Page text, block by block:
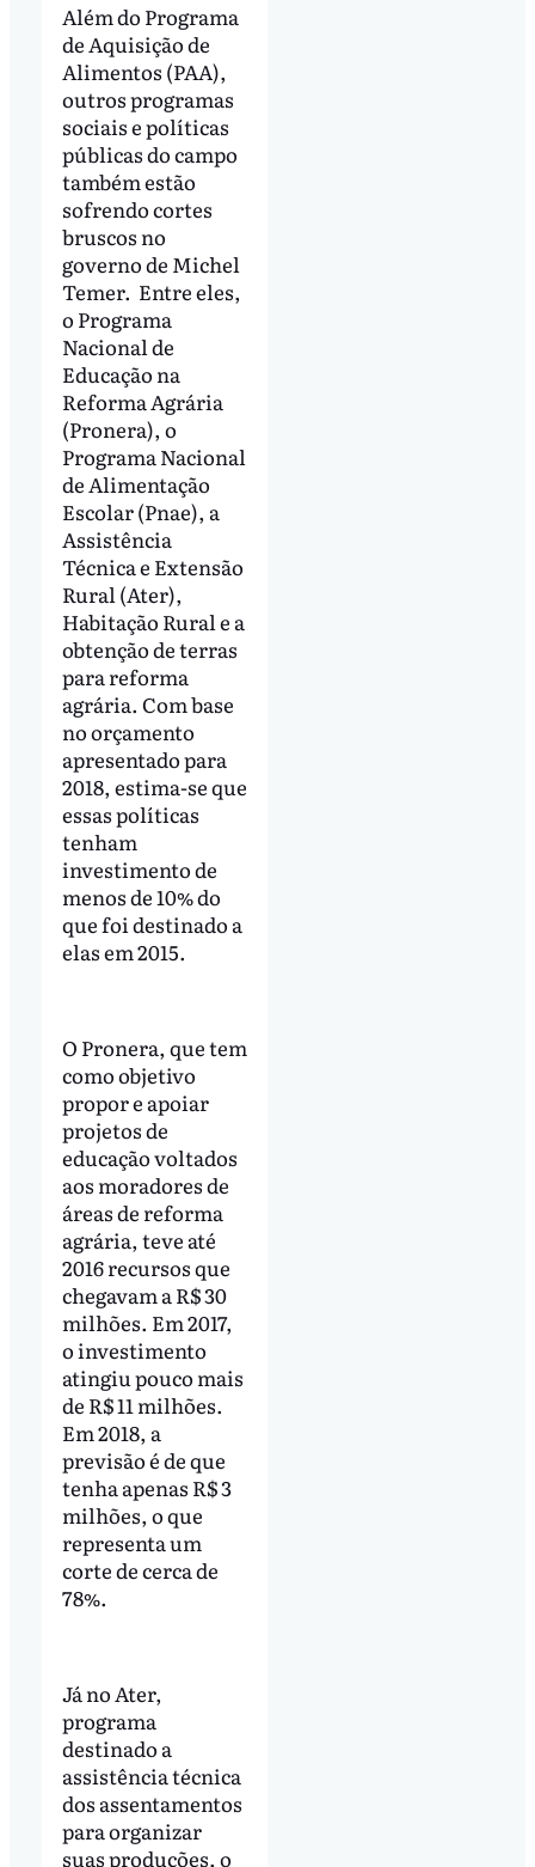
Além do Programa
de Aquisição de
Alimentos (PAA),
outros programas
sociais e políticas
públicas do campo
também estão
sofrendo cortes
bruscos no
governo de Michel
Temer. Entre eles,
o Programa
Nacional de
Educação na
Reforma Agrária
(Pronera), o
Programa Nacional
de Alimentação
Escolar (Pnae), a
Assistência
Técnica e Extensão
Rural (Ater),
Habitação Rural e a
obtenção de terras
para reforma
agrária. Com base
no orçamento
apresentado para
2018, estima-se que
essas políticas
tenham
investimento de
menos de 10% do
que foi destinado a
elas em 2015.
O Pronera, que tem
como objetivo
propor e apoiar
projetos de
educação voltados
aos moradores de
áreas de reforma
agrária, teve até
2016 recursos que
chegavam a R$ 30
milhões. Em 2017,
o investimento
atingiu pouco mais
de R$ 11 milhões.
Em 2018, a
previsão é de que
tenha apenas R$ 3
milhões, o que
representa um
corte de cerca de
78%.
Já no Ater,
programa
destinado a
assistência técnica
dos assentamentos
para organizar
suas produções, o